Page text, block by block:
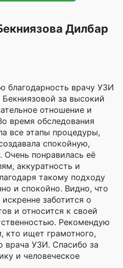
Дилбар
благодарность врачу УЗИ
за высокий
отношение и
время обследования
все этапы процедуры,
спокойную,
понравилась её
аккуратность и
такому подходу
и спокойно. Видно, что
заботится о
и относится к своей
Рекомендую
кто ищет грамотного,
врача УЗИ. Спасибо за
и человеческое